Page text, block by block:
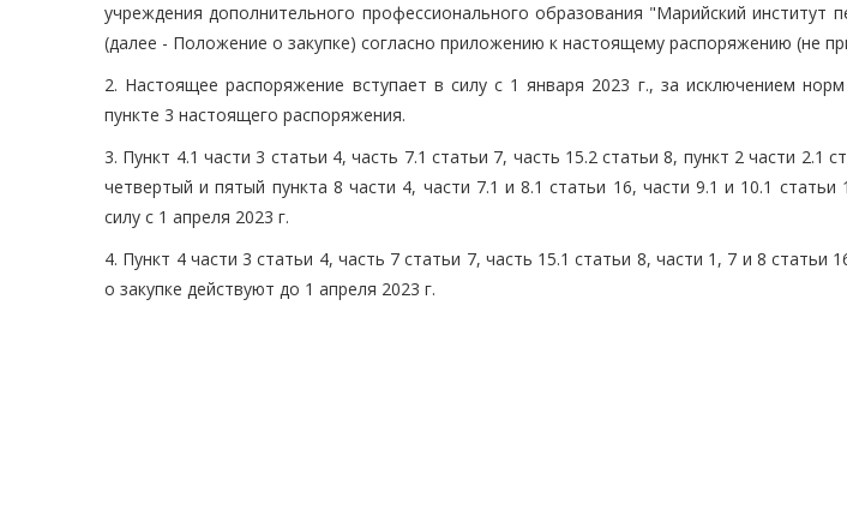
учреждения дополнительного профессионального образования "Марийский институт
(далее - Положение о закупке) согласно приложению к настоящему распоряжению (не
2. Настоящее распоряжение вступает в силу с 1 января 2023 г., за исключением
пункте 3 настоящего распоряжения.
3. Пункт 4.1 части 3 статьи 4, часть 7.1 статьи 7, часть 15.2 статьи 8, пункт 2 части 2.1
четвертый и пятый пункта 8 части 4, части 7.1 и 8.1 статьи 16, части 9.1 и 10.1
силу с 1 апреля 2023 г.
4. Пункт 4 части 3 статьи 4, часть 7 статьи 7, часть 15.1 статьи 8, части 1, 7 и 8 статьи
о закупке действуют до 1 апреля 2023 г.